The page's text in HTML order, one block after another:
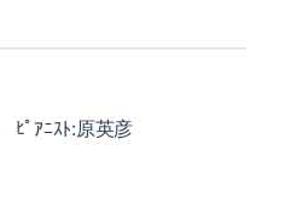
ﾟｱﾆｽﾄ:原英彦